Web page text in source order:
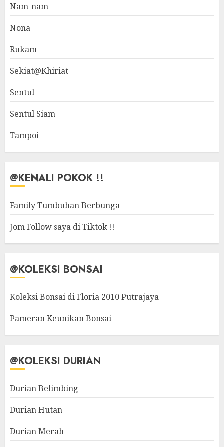
Nam-nam
Nona
Rukam
Sekiat@Khiriat
Sentul
Sentul Siam
Tampoi
@KENALI POKOK !!
Family Tumbuhan Berbunga
Jom Follow saya di Tiktok !!
@KOLEKSI BONSAI
Koleksi Bonsai di Floria 2010 Putrajaya
Pameran Keunikan Bonsai
@KOLEKSI DURIAN
Durian Belimbing
Durian Hutan
Durian Merah